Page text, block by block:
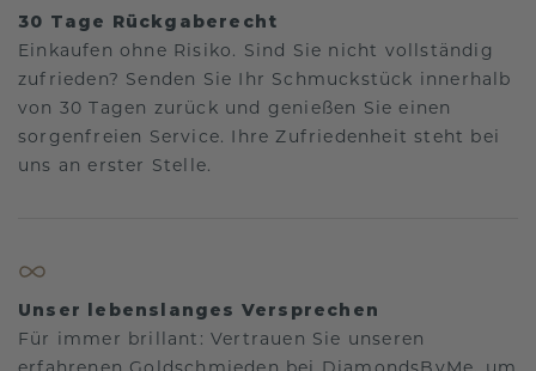
30 Tage Rückgaberecht
Einkaufen ohne Risiko. Sind Sie nicht vollständig
zufrieden? Senden Sie Ihr Schmuckstück innerhalb
von 30 Tagen zurück und genießen Sie einen
sorgenfreien Service. Ihre Zufriedenheit steht bei
uns an erster Stelle.
Unser lebenslanges Versprechen
Für immer brillant: Vertrauen Sie unseren